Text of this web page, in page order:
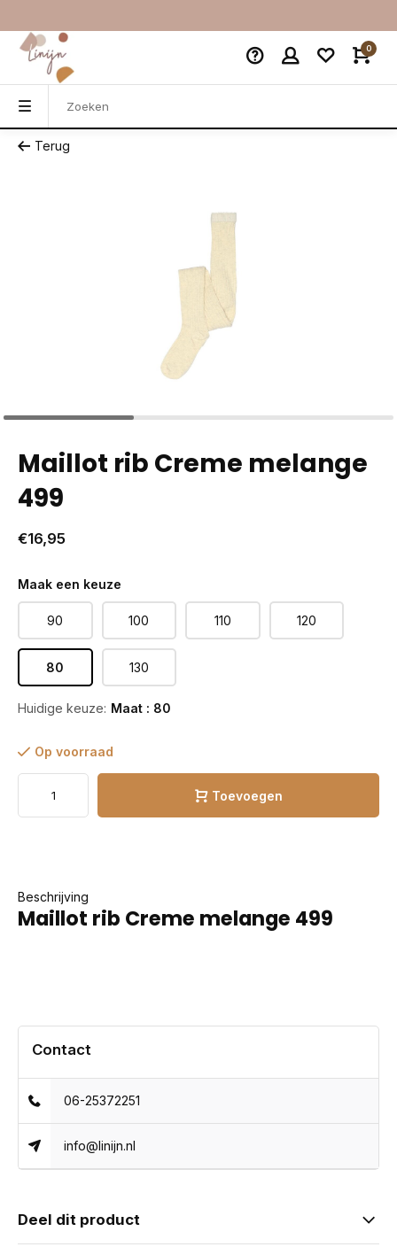
0
Terug
Maillot rib Creme melange
499
€16,95
Maak een keuze
90 100 110 120
80 130
Huidige keuze: Maat : 80
Op voorraad
Toevoegen
Beschrijving
Maillot rib Creme melange 499
Contact
06-25372251
info@linijn.nl
Deel dit product